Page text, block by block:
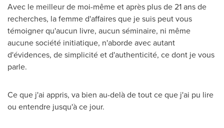
Avec le meilleur de moi-même et après plus de 21 ans de
recherches, la femme d'affaires que je suis peut vous
témoigner qu'aucun livre, aucun séminaire, ni même
aucune société initiatique, n'aborde avec autant
d'évidences, de simplicité et d'authenticité, ce dont je vous
parle.
Ce que j'ai appris, va bien au-delà de tout ce que j'ai pu lire
ou entendre jusqu'à ce jour.